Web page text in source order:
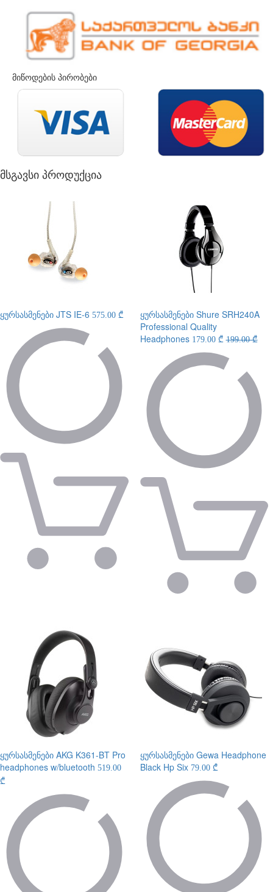
მიწოდების პირობები
მსგავსი პროდუქცია
ყურსასმენები JTS IE-6 575.00 ₾ ყურსასმენები Shure SRH240A
Professional Quality
Headphones 179.00 ₾199.00 ₾
ყურსასმენები AKG K361-BT Pro
headphones w/bluetooth 519.00
₾
ყურსასმენები Gewa Headphone
Black Hp Six 79.00 ₾